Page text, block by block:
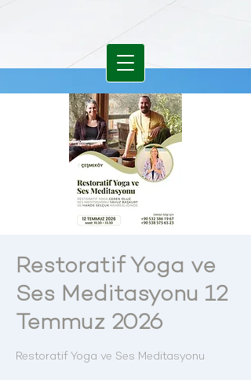
Restoratif Yoga ve
Ses Meditasyonu 12
Temmuz 2026
Restoratif Yoga ve Ses Meditasyonu